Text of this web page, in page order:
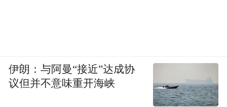
伊朗：与阿曼“接近”达成协
议但并不意味重开海峡